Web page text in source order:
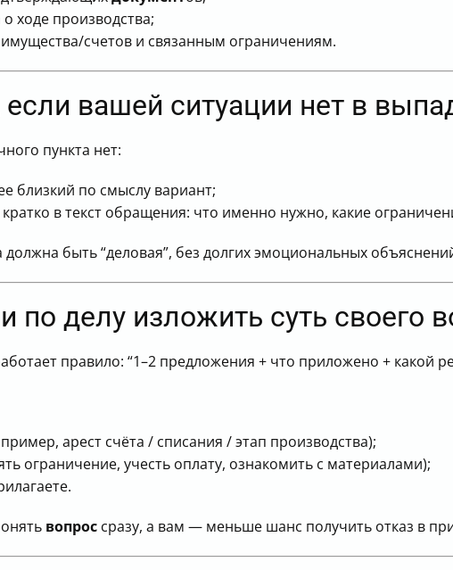
ходе производства;
счетов и связанным ограничениям.
если вашей ситуации нет в
пункта нет:
близкий по смыслу вариант;
в текст обращения: что именно нужно, какие
быть “деловая”, без долгих эмоциональных
по делу изложить суть своего
правило: “1–2 предложения + что приложено + какой
арест счёта / списания / этап производства);
ограничение, учесть оплату, ознакомить с материалами);
вопрос сразу, а вам — меньше шанс получить отказ в